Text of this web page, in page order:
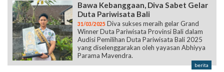
Bawa Kebanggaan, Diva Sabet Gelar
Duta Pariwisata Bali
31/03/2025 Diva sukses meraih gelar Grand
Winner Duta Pariwisata Provinsi Bali dalam
Audisi Pemilihan Duta Pariwisata Bali 2025
yang diselenggarakan oleh yayasan Abhiyya
Parama Mavendra.
berita